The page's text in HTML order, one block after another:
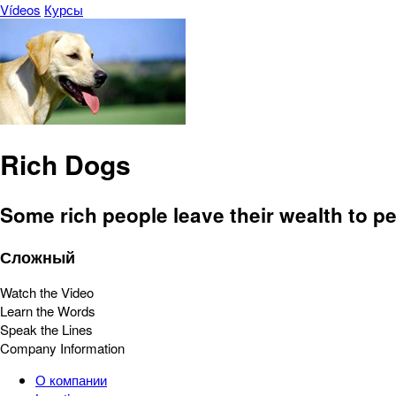
Vídeos Курсы
Rich Dogs
Some rich people leave their wealth to
Сложный
Watch the Video
Learn the Words
Speak the Lines
Company Information
О компании